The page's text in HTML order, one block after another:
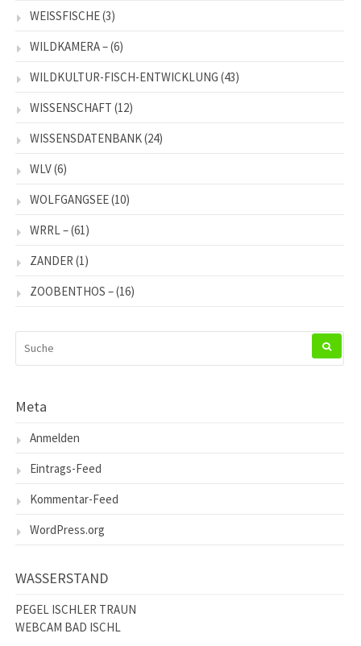
WEISSFISCHE(3)
WILDKAMERA –(6)
WILDKULTUR-FISCH-ENTWICKLUNG (43)
WISSENSCHAFT (12)
WISSENSDATENBANK(24)
WLV(6)
WOLFGANGSEE(10)
WRRL –(61)
ZANDER (1)
ZOOBENTHOS –(16)
NACH:
Meta
Anmelden
Eintrags-Feed
Kommentar-Feed
WordPress.org
WASSERSTAND
PEGEL ISCHLER TRAUN
WEBCAM BAD ISCHL